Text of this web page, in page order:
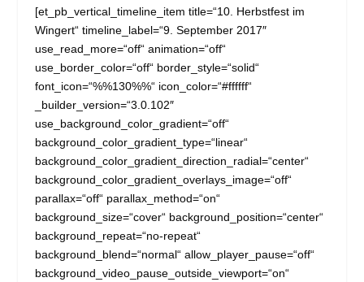
[et_pb_vertical_timeline_item title=“10. Herbstfest im
Wingert“ timeline_label=“9. September 2017″
use_read_more=“off“ animation=“off“
use_border_color=“off“ border_style=“solid“
font_icon=“%%130%%“ icon_color=“#ffffff“
_builder_version=“3.0.102″
use_background_color_gradient=“off“
background_color_gradient_type=“linear“
background_color_gradient_direction_radial=“center“
background_color_gradient_overlays_image=“off“
parallax=“off“ parallax_method=“on“
background_size=“cover“ background_position=“center“
background_repeat=“no-repeat“
background_blend=“normal“ allow_player_pause=“off“
background_video_pause_outside_viewport=“on“